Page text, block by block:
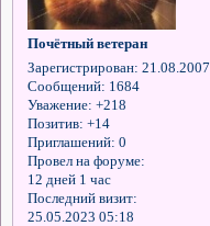
Почётный ветеран
Зарегистрирован: 21.08.2007
Сообщений: 1684
Уважение: +218
Позитив: +14
Приглашений: 0
Провел на форуме:
12 дней 1 час
Последний визит:
25.05.2023 05:18